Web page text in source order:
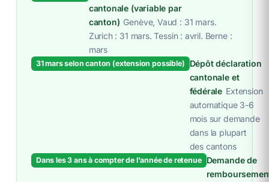
cantonale (variable par
canton) Genève, Vaud : 31 mars.
Zurich : 31 mars. Tessin : avril. Berne :
mars
31 mars selon canton (extension possible)
Dépôt déclaration
cantonale et
fédérale Extension
automatique 3-6
mois sur demande
dans la plupart
des cantons
Dans les 3 ans à compter de l'année de retenue
Demande de